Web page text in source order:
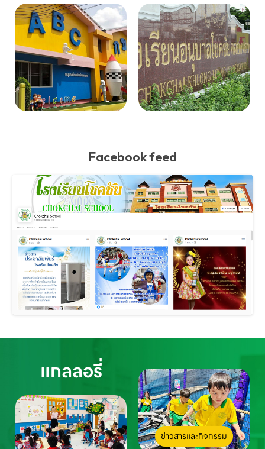
Facebook feed
แกลลอรี่
ข่าวสารและกิจกรรม